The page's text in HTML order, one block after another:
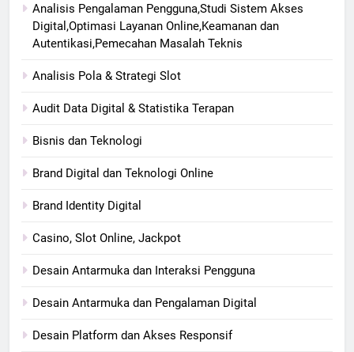
Analisis Pengalaman Pengguna,Studi Sistem Akses
Digital,Optimasi Layanan Online,Keamanan dan
Autentikasi,Pemecahan Masalah Teknis
Analisis Pola & Strategi Slot
Audit Data Digital & Statistika Terapan
Bisnis dan Teknologi
Brand Digital dan Teknologi Online
Brand Identity Digital
Casino, Slot Online, Jackpot
Desain Antarmuka dan Interaksi Pengguna
Desain Antarmuka dan Pengalaman Digital
Desain Platform dan Akses Responsif